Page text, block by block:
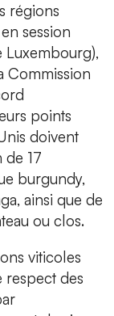
régions
session
Luxembourg),
Commission
points
doivent
17
burgundy,
ainsi que de
ou clos.
viticoles
respect des